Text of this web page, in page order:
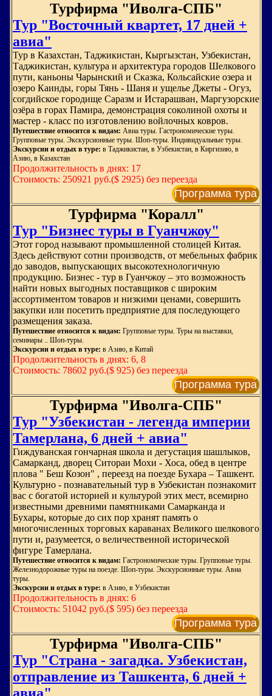
Турфирма "Иволга-СПБ"
Тур "Восточный квартет, 17 дней +
авиа"
Тур в Казахстан, Таджикистан, Кыргызстан, Узбекистан,
Таджикистан, культура и архитектура городов Шелкового
пути, каньоны Чарынский и Сказка, Кольсайские озера и
озеро Каинды, горы Тянь - Шаня и ущелье Джеты - Огуз,
согдийское городище Саразм и Истарашван, Маргузорские
озёра в горах Памира, демонстрация соколиной охоты и
мастер - класс по изготовлению войлочных ковров.
Путешествие относится к видам: Авиа туры. Гастрономические туры.
Групповые туры. Экскурсионные туры. Шоп-туры. Индивидуальные туры.
Экскурсии и отдых в туре: в Таджикистан, в Узбекистан, в Киргизию, в
Азию, в Казахстан
Продолжительность в днях: 17
Стоимость: 250921 руб.($ 2925) без переезда
Программа тура
Турфирма "Коралл"
Тур "Бизнес туры в Гуанчжоу"
Этот город называют промышленной столицей Китая.
Здесь действуют сотни производств, от мебельных фабрик
до заводов, выпускающих высокотехнологичную
продукцию. Бизнес - тур в Гуанчжоу – это возможность
найти новых выгодных поставщиков с широким
ассортиментом товаров и низкими ценами, совершить
закупки или посетить предприятие для последующего
размещения заказа.
Путешествие относится к видам: Групповые туры. Туры на выставки,
семинары .. Шоп-туры.
Экскурсии и отдых в туре: в Азию, в Китай
Продолжительность в днях: 6, 8
Стоимость: 78602 руб.($ 925) без переезда
Программа тура
Турфирма "Иволга-СПБ"
Тур "Узбекистан - легенда империи
Тамерлана, 6 дней + авиа"
Гиждуванская гончарная школа и дегустация шашлыков,
Самарканд, дворец Ситораи Мохи - Хоса, обед в центре
плова " Беш Козон" , переезд на поезде Бухара – Ташкент.
Культурно - познавательный тур в Узбекистан познакомит
вас с богатой историей и культурой этих мест, всемирно
известными древними памятниками Самарканда и
Бухары, которые до сих пор хранят память о
многочисленных торговых караванах Великого шелкового
пути и, разумеется, о величественной исторической
фигуре Тамерлана.
Путешествие относится к видам: Гастрономические туры. Групповые туры.
Железнодорожные туры на поезде. Шоп-туры. Экскурсионные туры. Авиа
туры.
Экскурсии и отдых в туре: в Азию, в Узбекистан
Продолжительность в днях: 6
Стоимость: 51042 руб.($ 595) без переезда
Программа тура
Турфирма "Иволга-СПБ"
Тур "Страна - загадка. Узбекистан,
отправление из Ташкента, 6 дней +